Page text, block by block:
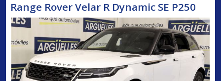
Range Rover Velar R Dynamic SE P250